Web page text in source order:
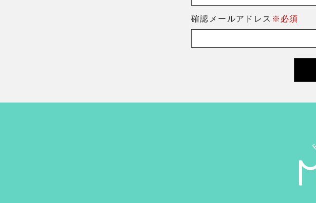
確認メールアドレス ※必須